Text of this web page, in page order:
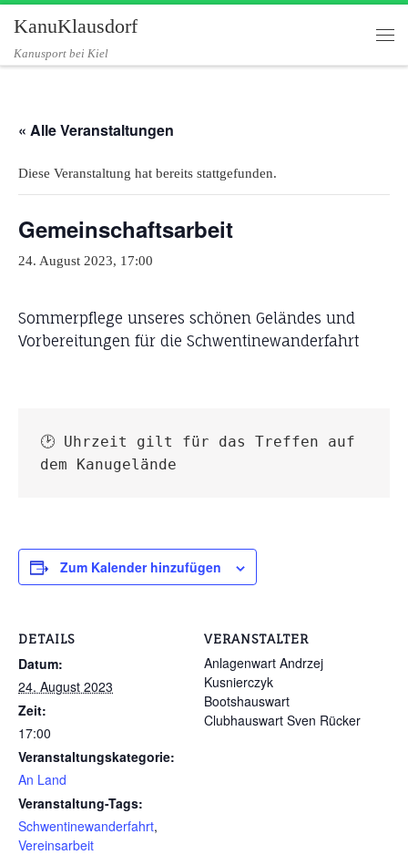
Zum Inhalt springen
KanuKlausdorf
Kanusport bei Kiel
« Alle Veranstaltungen
Diese Veranstaltung hat bereits stattgefunden.
Gemeinschaftsarbeit
24. August 2023, 17:00
Sommerpflege unseres schönen Geländes und
Vorbereitungen für die Schwentinewanderfahrt
🕑 Uhrzeit gilt für das Treffen auf
dem Kanugelände
Zum Kalender hinzufügen
DETAILS
Datum:
24. August 2023
Zeit:
17:00
Veranstaltungskategorie:
An Land
Veranstaltung-Tags:
Schwentinewanderfahrt,
Vereinsarbeit
VERANSTALTER
Anlagenwart Andrzej
Kusnierczyk
Bootshauswart
Clubhauswart Sven Rücker